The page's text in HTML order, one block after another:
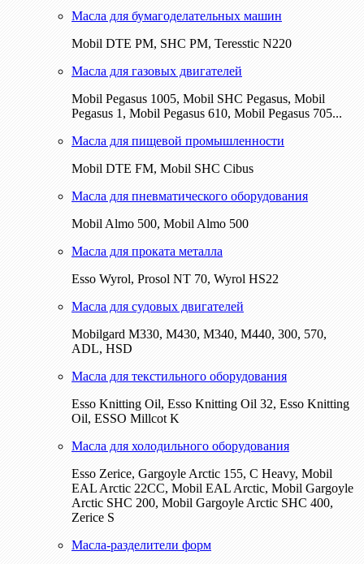
Масла для бумагоделательных машин
Mobil DTE РМ, SHC PM, Teresstic N220
Масла для газовых двигателей
Mobil Pegasus 1005, Mobil SHC Pegasus, Mobil
Pegasus 1, Mobil Pegasus 610, Mobil Pegasus 705...
Масла для пищевой промышленности
Mobil DTE FM, Mobil SHC Cibus
Масла для пневматического оборудования
Mobil Almo 500, Mobil Almo 500
Масла для проката металла
Esso Wyrol, Prosol NT 70, Wyrol HS22
Масла для судовых двигателей
Mobilgard M330, M430, M340, M440, 300, 570,
ADL, HSD
Масла для текстильного оборудования
Esso Knitting Oil, Esso Knitting Oil 32, Esso Knitting
Oil, ESSO Millcot K
Масла для холодильного оборудования
Esso Zerice, Gargoyle Arctic 155, С Heavy, Mobil
EAL Arctic 22CC, Mobil EAL Arctic, Mobil Gargoyle
Arctic SHC 200, Mobil Gargoyle Arctic SHC 400,
Zerice S
Масла-разделители форм